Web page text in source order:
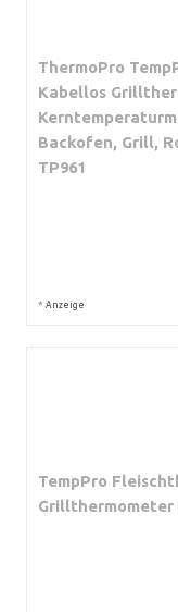
ThermoPro
Kabellos
Backofen, Grill,
TP961
* Anzeige
TempPro
Grillthermometer